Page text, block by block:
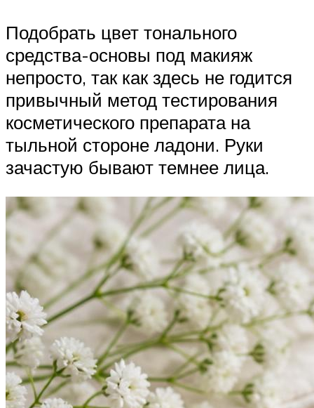
Подобрать цвет тонального
средства-основы под макияж
непросто, так как здесь не годится
привычный метод тестирования
косметического препарата на
тыльной стороне ладони. Руки
зачастую бывают темнее лица.